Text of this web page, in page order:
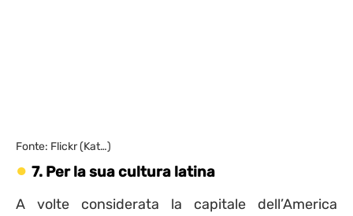
Fonte: Flickr (Kat…)
7. Per la sua cultura latina
A volte considerata la capitale dell’America